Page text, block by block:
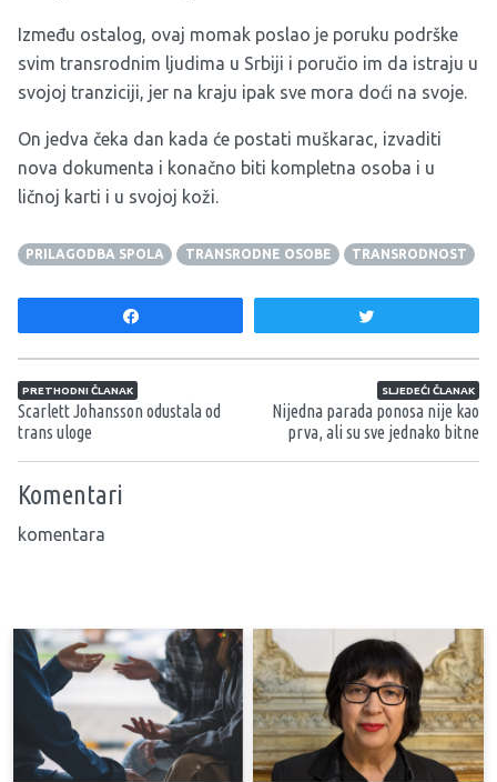
Između ostalog, ovaj momak poslao je poruku podrške
svim transrodnim ljudima u Srbiji i poručio im da istraju u
svojoj tranziciji, jer na kraju ipak sve mora doći na svoje.
On jedva čeka dan kada će postati muškarac, izvaditi
nova dokumenta i konačno biti kompletna osoba i u
ličnoj karti i u svojoj koži.
PRILAGODBA SPOLA TRANSRODNE OSOBE TRANSRODNOST
Navigacija članaka
PRETHODNI ČLANAK
Scarlett Johansson odustala od
trans uloge
SLJEDEĆI ČLANAK
Nijedna parada ponosa nije kao
prva, ali su sve jednako bitne
Komentari
komentara